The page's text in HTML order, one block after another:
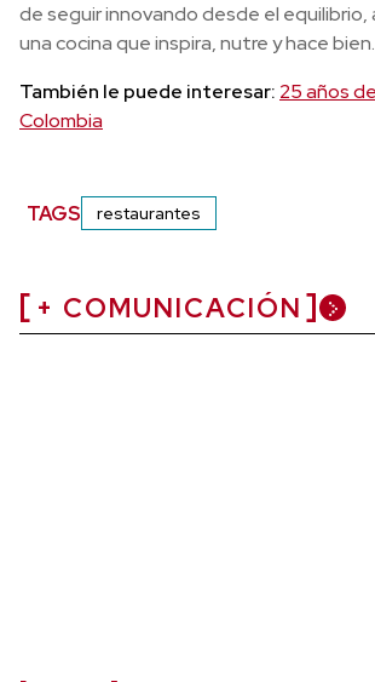
de seguir innovando desde el
una cocina que inspira, nutre y hace bien.
También le puede interesar: 25 años
Colombia
TAGS restaurantes
+ COMUNICACIÓN